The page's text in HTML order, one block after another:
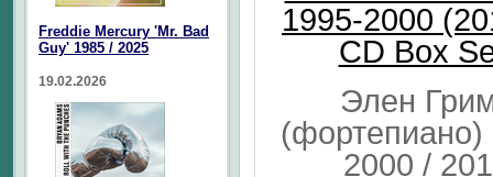
1995-2000
CD Box
Элен
(фортепиано)
2000 /
Freddie Mercury 'Mr. Bad
Guy' 1985 / 2025
19.02.2026